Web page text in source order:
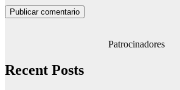
Patrocinadores
Recent Posts